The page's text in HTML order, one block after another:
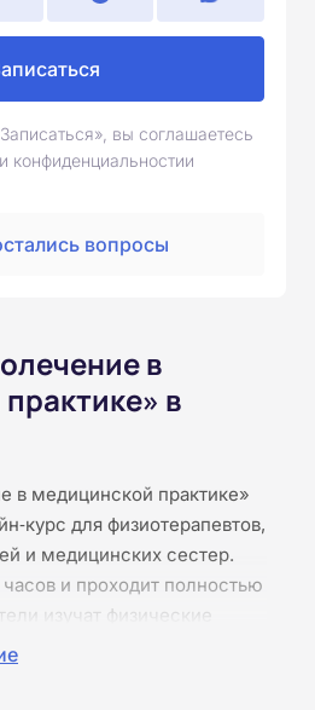
вы соглашаетесь
конфиденциальностии
вопросы
в
в
в медицинской практике»
для физиотерапевтов,
и медицинских сестер.
и проходит полностью
изучат физические
виды электротерапии